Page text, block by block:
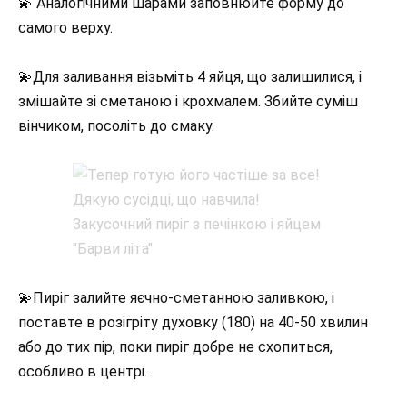
самого верху.
💫Для заливання візьміть 4 яйця, що залишилися, і
змішайте зі сметаною і крохмалем. Збийте суміш
вінчиком, посоліть до смаку.
💫Пиріг залийте яєчно-сметанною заливкою, і
поставте в розігріту духовку (180) на 40-50 хвилин
або до тих пір, поки пиріг добре не схопиться,
особливо в центрі.